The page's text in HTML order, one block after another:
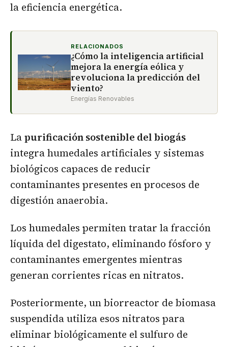
la eficiencia energética.
RELACIONADOS
¿Cómo la inteligencia artificial
mejora la energía eólica y
revoluciona la predicción del
viento?
Energías Renovables
Lapurificación sostenible del biogás
integra humedales artificiales y sistemas
biológicos capaces de reducir
contaminantes presentes en procesos de
digestión anaerobia.
Los humedales permiten tratar la fracción
líquida del digestato, eliminando fósforo y
contaminantes emergentes mientras
generan corrientes ricas en nitratos.
Posteriormente, un biorreactor de biomasa
suspendida utiliza esos nitratos para
eliminar biológicamente el sulfuro de